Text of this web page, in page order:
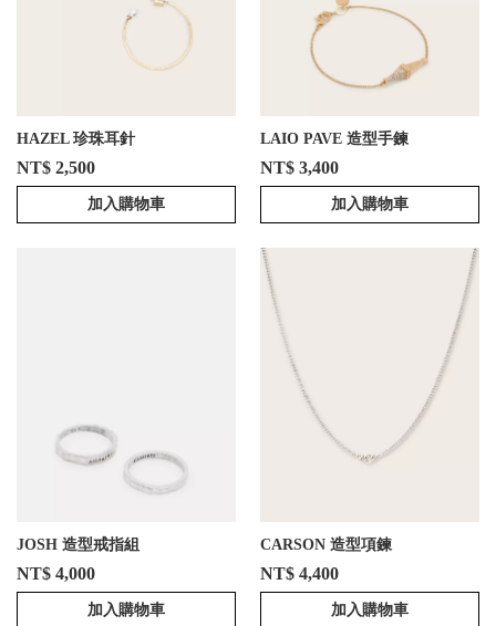
HAZEL 珍珠耳針
NT$ 2,500
加入購物車
LAIO PAVE 造型手鍊
NT$ 3,400
加入購物車
JOSH 造型戒指組
NT$ 4,000
加入購物車
CARSON 造型項鍊
NT$ 4,400
加入購物車